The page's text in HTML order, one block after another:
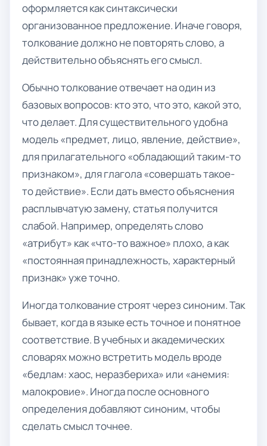
оформляется как синтаксически
организованное предложение. Иначе говоря,
толкование должно не повторять слово, а
действительно объяснять его смысл.
Обычно толкование отвечает на один из
базовых вопросов: кто это, что это, какой это,
что делает. Для существительного удобна
модель «предмет, лицо, явление, действие»,
для прилагательного «обладающий таким-то
признаком», для глагола «совершать такое-
то действие». Если дать вместо объяснения
расплывчатую замену, статья получится
слабой. Например, определять слово
«атрибут» как «что-то важное» плохо, а как
«постоянная принадлежность, характерный
признак» уже точно.
Иногда толкование строят через синоним. Так
бывает, когда в языке есть точное и понятное
соответствие. В учебных и академических
словарях можно встретить модель вроде
«бедлам: хаос, неразбериха» или «анемия:
малокровие». Иногда после основного
определения добавляют синоним, чтобы
сделать смысл точнее.